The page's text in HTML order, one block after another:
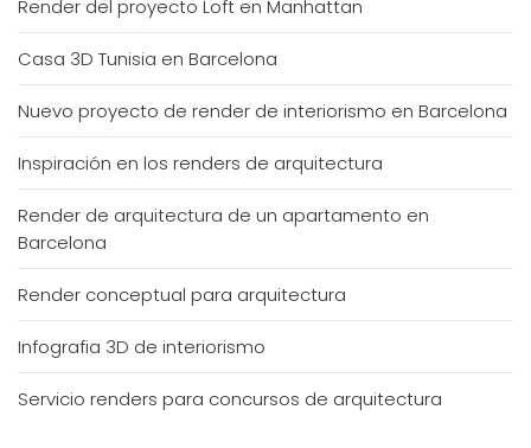
Render del proyecto Loft en Manhattan
Casa 3D Tunisia en Barcelona
Nuevo proyecto de render de interiorismo en Barcelona
Inspiración en los renders de arquitectura
Render de arquitectura de un apartamento en
Barcelona
Render conceptual para arquitectura
Infografia 3D de interiorismo
Servicio renders para concursos de arquitectura